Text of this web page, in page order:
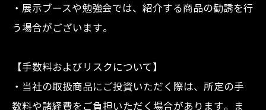
・展示ブースや勉強会では、紹介する商品の勧誘を行
う場合がございます。
【手数料およびリスクについて】
・当社の取扱商品にご投資いただく際は、所定の手
数料や諸経費をご負担いただく場合があります。ま